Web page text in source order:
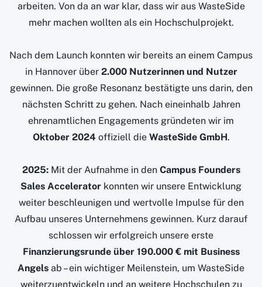
arbeiten. Von da an war klar, dass wir aus WasteSide
mehr machen wollten als ein Hochschulprojekt.
Nach dem Launch konnten wir bereits an einem Campus
in Hannover über 2.000 Nutzerinnen und Nutzer
gewinnen. Die große Resonanz bestätigte uns darin, den
nächsten Schritt zu gehen. Nach eineinhalb Jahren
ehrenamtlichen Engagements gründeten wir im
Oktober 2024 offiziell die WasteSide GmbH.
2025:Mit der Aufnahme in den Campus Founders
Sales Accelerator konnten wir unsere Entwicklung
weiter beschleunigen und wertvolle Impulse für den
Aufbau unseres Unternehmens gewinnen. Kurz darauf
schlossen wir erfolgreich unsere erste
Finanzierungsrunde über 190.000 € mit Business
Angels ab – ein wichtiger Meilenstein, um WasteSide
weiterzuentwickeln und an weitere Hochschulen zu